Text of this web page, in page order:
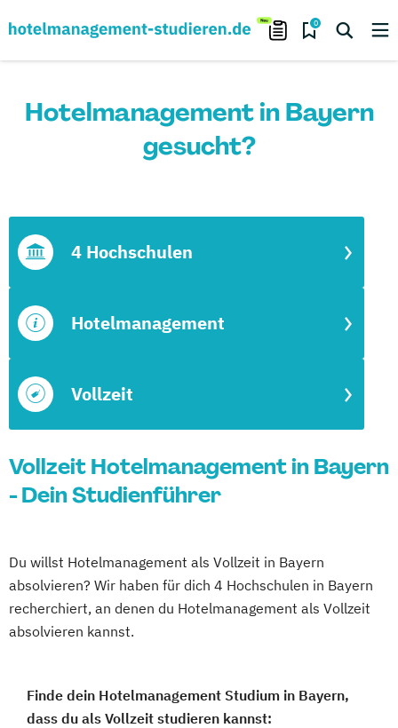
0
Hotelmanagement in Bayern
gesucht?
Vollzeit
Hotelmanagement
4 Hochschulen
Vollzeit Hotelmanagement in Bayern
- Dein Studienführer
Du willst Hotelmanagement als Vollzeit in Bayern
absolvieren? Wir haben für dich 4 Hochschulen in Bayern
recherchiert, an denen du Hotelmanagement als Vollzeit
absolvieren kannst.
Finde dein Hotelmanagement Studium in Bayern,
dass du als Vollzeit studieren kannst: